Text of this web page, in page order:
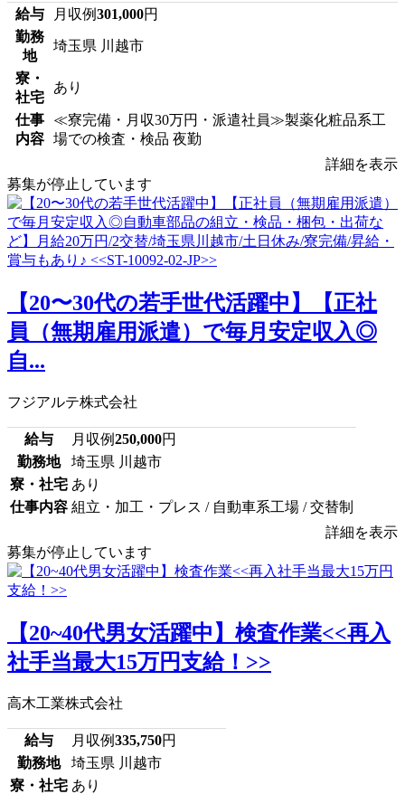
給与 月収例301,000円
勤務
地
埼玉県 川越市
寮・
社宅
あり
仕事
内容
≪寮完備・月収30万円・派遣社員≫製薬化粧品系工
場での検査・検品 夜勤
詳細を表示
募集が停止しています
【20〜30代の若手世代活躍中】【正社
員（無期雇用派遣）で毎月安定収入◎
自...
フジアルテ株式会社
給与 月収例250,000円
勤務地
埼玉県 川越市
寮・社宅 あり
仕事内容 組立・加工・プレス / 自動車系工場 / 交替制
詳細を表示
募集が停止しています
【20~40代男女活躍中】検査作業<<再入
社手当最大15万円支給！>>
高木工業株式会社
給与 月収例335,750円
勤務地
埼玉県 川越市
寮・社宅 あり